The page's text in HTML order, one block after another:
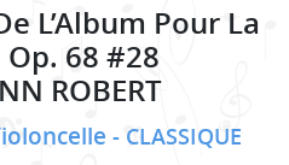
L’Album Pour La
Op. 68 #28
ROBERT
CLASSIQUE